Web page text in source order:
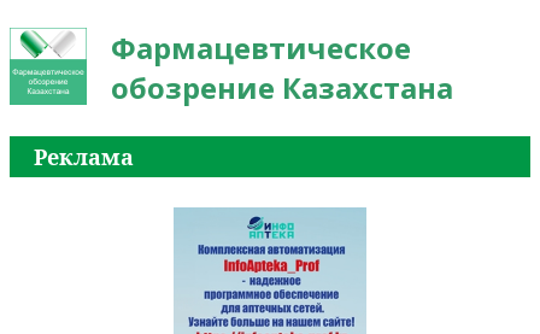
Фармацевтическое
обозрение Казахстана
Реклама